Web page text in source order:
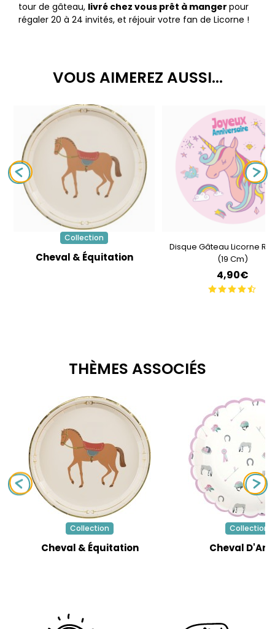
tour de gâteau, livré chez vous prêt à manger pour
régaler 20 à 24 invités, et réjouir votre fan de Licorne !
VOUS AIMEREZ AUSSI...
Collection
Cheval & Équitation
Disque Gâteau Licorne
(19 Cm)
4,90€
THÈMES ASSOCIÉS
Collection
Cheval & Équitation
Collection
Cheval